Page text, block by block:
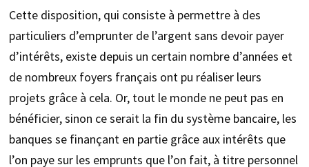
Cette disposition, qui consiste à permettre à des
particuliers d’emprunter de l’argent sans devoir payer
d’intérêts, existe depuis un certain nombre d’années et
de nombreux foyers français ont pu réaliser leurs
projets grâce à cela. Or, tout le monde ne peut pas en
bénéficier, sinon ce serait la fin du système bancaire, les
banques se finançant en partie grâce aux intérêts que
l’on paye sur les emprunts que l’on fait, à titre personnel